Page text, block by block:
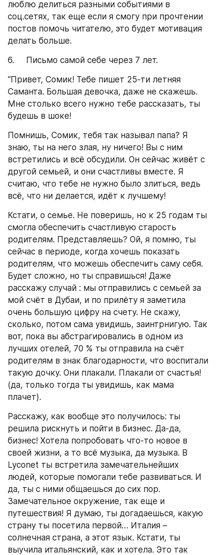
люблю делиться разными событиями в
соц.сетях, так еще если я смогу при прочтении
постов помочь читателю, это будет мотивация
делать больше.
6.     Письмо самой себе через 7 лет.
“Привет, Сомик! Тебе пишет 25-ти летняя
Саманта. Большая девочка, даже не скажешь.
Мне столько всего нужно тебе рассказать, ты
будешь в шоке!
Помнишь, Сомик, тебя так называл папа? Я
знаю, ты на него злая, ну ничего! Вы с ним
встретились и всё обсудили. Он сейчас живёт с
другой семьей, и они счастливы вместе. Я
считаю, что тебе не нужно было злиться, ведь
всё, что ни делается, идёт к лучшему!
Кстати, о семье. Не поверишь, но к 25 годам ты
смогла обеспечить счастливую старость
родителям. Представляешь? Ой, я помню, ты
сейчас в периоде, когда хочешь показать
родителям, что можешь обеспечить саму себя.
Будет сложно, но ты справишься! Даже
расскажу случай : мы отправились с семьей за
мой счёт в Дубаи, и по прилёту я заметила
очень большую цифру на счету. Не скажу,
сколько, потом сама увидишь, заинтрнигую. Так
вот, пока вы абстрагировались в одном из
лучших отелей, 70 % ты отправила на счёт
родителям в знак благодарности, что воспитали
такую дочку. Они плакали. Плакали от счастья!
(да, только тогда ты увидишь, как мама
плачет).
Расскажу, как вообще это получилось: ты
решила рискнуть и пойти в бизнес. Да-да,
бизнес! Хотела попробовать что-то новое в
своей жизни, а то всё музыка, да музыка. В
Lyconet ты встретила замечательнейших
людей, которые помогали тебе развиваться. И
да, ты с ними общаешься до сих пор.
Замечательное окружение, так еще и
путешествия! Я думаю, ты догадаешься, какую
страну ты посетила первой… Италия –
солнечная страна, а этот язык. Кстати, ты
выучила итальянский, как и хотела. Это так